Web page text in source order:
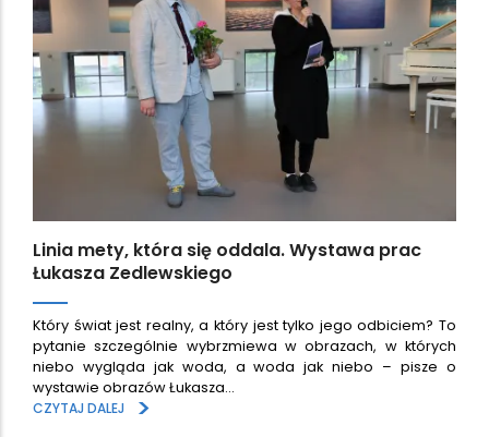
Linia mety, która się oddala. Wystawa prac
Łukasza Zedlewskiego
Który świat jest realny, a który jest tylko jego odbiciem? To
pytanie szczególnie wybrzmiewa w obrazach, w których
niebo wygląda jak woda, a woda jak niebo – pisze o
wystawie obrazów Łukasza…
CZYTAJ DALEJ
>